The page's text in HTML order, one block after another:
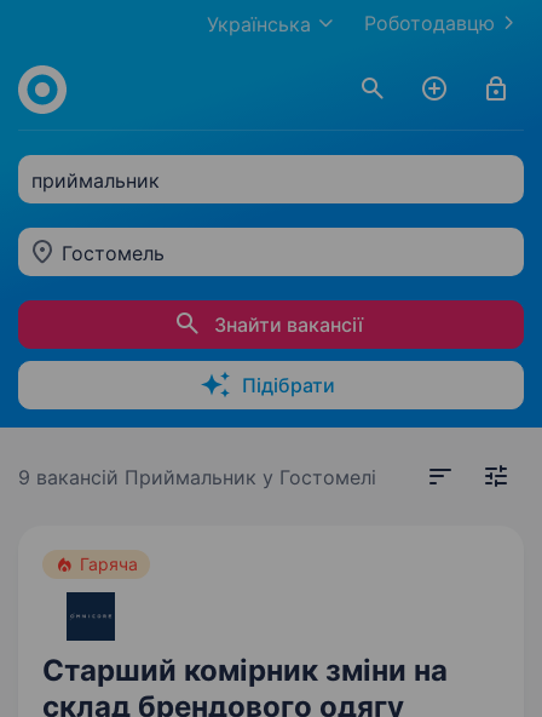
Роботодавцю
Українська
приймальник
Гостомель
Знайти вакансії
Підібрати
9 вакансій Приймальник у Гостомелі
Гаряча
Старший комірник зміни на
склад брендового одягу